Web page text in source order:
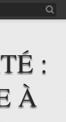
:
À